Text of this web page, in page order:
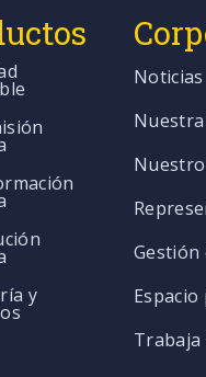
y
Noticias
Gestión